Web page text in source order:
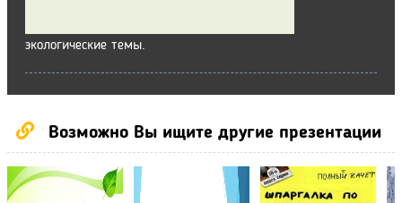
экологические темы.
Возможно Вы ищите другие презентации